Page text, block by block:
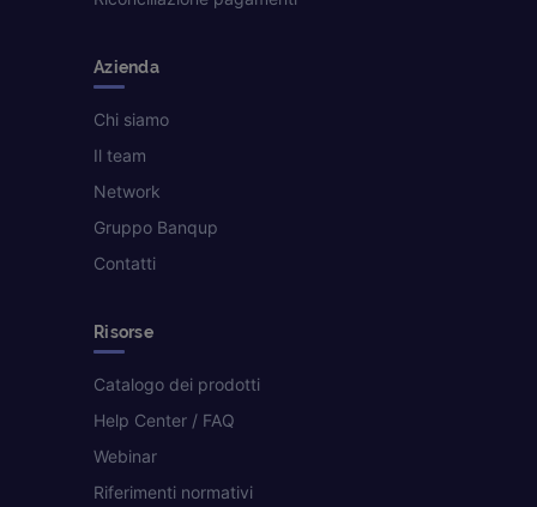
Azienda
Chi siamo
Il team
Network
Gruppo Banqup
Contatti
Risorse
Catalogo dei prodotti
Help Center / FAQ
Webinar
Riferimenti normativi